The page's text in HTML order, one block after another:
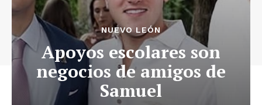
NUEVO LEÓN
Apoyos escolares son
negocios de amigos de
Samuel